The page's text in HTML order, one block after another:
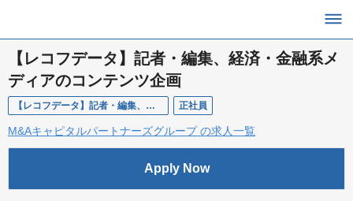
【レコフデータ】記者・編集、経済・金融系メ
ディアのコンテンツ企画
【レコフデータ】記者・編集、Webコンテンツ企画 正社員
M&Aキャピタルパートナーズグループ の求人一覧
Apply Now